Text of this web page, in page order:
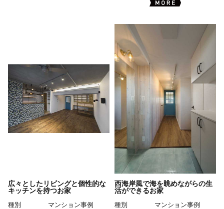
広々としたリビングと個性的な
キッチンを持つお家
種別
マンション事例
西海岸風で海を眺めながらの生
活ができるお家
種別
マンション事例